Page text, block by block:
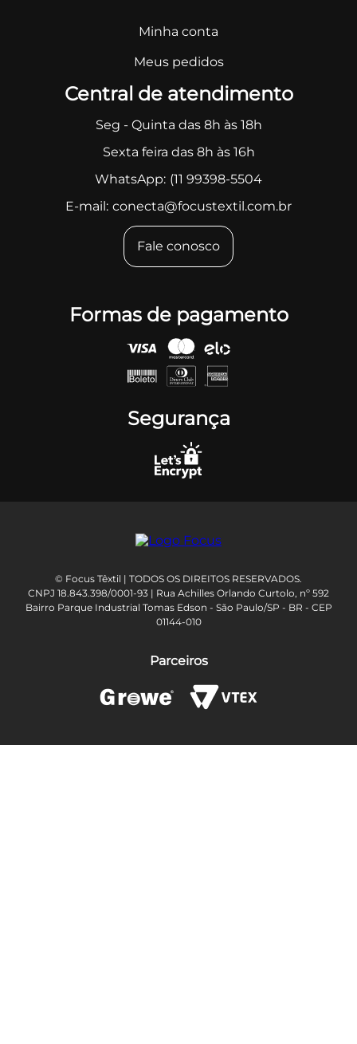
Minha conta
Meus pedidos
Central de atendimento
Seg - Quinta das 8h às 18h
Sexta feira das 8h às 16h
WhatsApp: (11 99398-5504
E-mail: conecta@focustextil.com.br
Fale conosco
Formas de pagamento
Segurança
© Focus Têxtil | TODOS OS DIREITOS RESERVADOS.
CNPJ 18.843.398/0001-93 | Rua Achilles Orlando Curtolo, nº 592
Bairro Parque Industrial Tomas Edson - São Paulo/SP - BR - CEP
01144-010
Parceiros